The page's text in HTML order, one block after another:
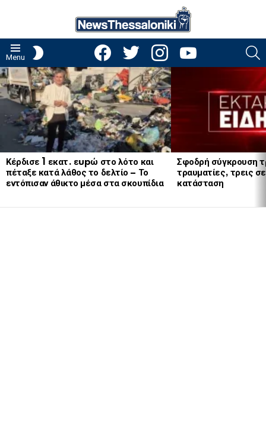
Menu
facebooktwitter instagramyoutube
LATEST
STORIES
Κέρδισε 1 εκατ. εupώ στο λότο και
πέταξε κατά λάθος το δελτίο – Το
εντόπισαν άθικτο μέσα στα σκουπίδια
Σφοδρή σύγκρουση
τραυματίες, τρεις
κατάσταση